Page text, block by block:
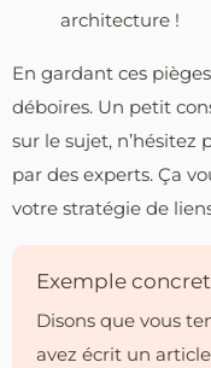
architecture !
En gardant ces
déboires. Un petit
sur le sujet, n’hésitez
par des experts. Ça
votre stratégie de
Exemple concret
Disons que vous
avez écrit un